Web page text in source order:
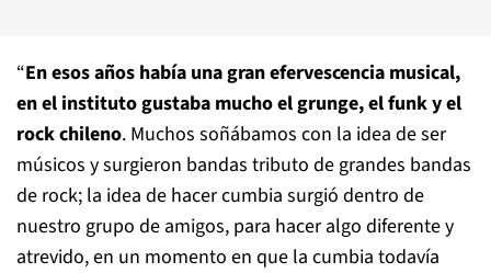
“En esos años había una gran efervescencia musical,
en el instituto gustaba mucho el grunge, el funk y el
rock chileno. Muchos soñábamos con la idea de ser
músicos y surgieron bandas tributo de grandes bandas
de rock; la idea de hacer cumbia surgió dentro de
nuestro grupo de amigos, para hacer algo diferente y
atrevido, en un momento en que la cumbia todavía